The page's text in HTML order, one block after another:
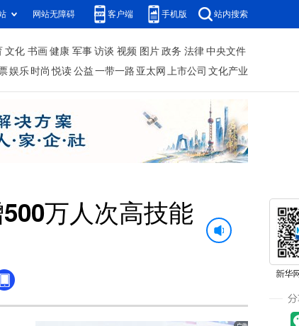
网站无障碍 客户端 手机版 站内搜索
文化 书画 健康 军事 访谈 视频 图片 政务 法律 中央文件
娱乐 时尚 悦读 公益 一带一路 亚太网 上市公司 文化产业
万人次高技能